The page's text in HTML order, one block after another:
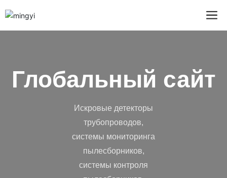
Глобальный сайт
Искровые детекторы
трубопроводов,
системы мониторинга
пылесборников,
системы контроля